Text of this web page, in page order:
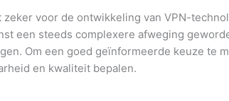
voor de ontwikkeling van VPN-
een steeds complexere afweging
Om een goed geïnformeerde keuze te
en kwaliteit bepalen.